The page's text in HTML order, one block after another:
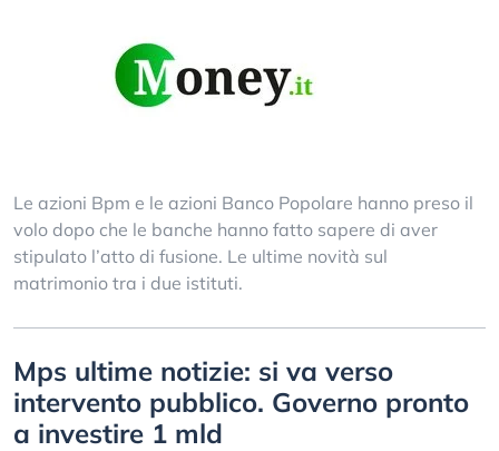
Le azioni Bpm e le azioni Banco Popolare hanno preso il
volo dopo che le banche hanno fatto sapere di aver
stipulato l’atto di fusione. Le ultime novità sul
matrimonio tra i due istituti.
Mps ultime notizie: si va verso
intervento pubblico. Governo pronto
a investire 1 mld